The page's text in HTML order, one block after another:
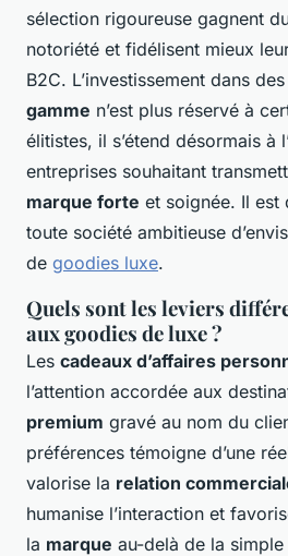
sélection rigoureuse gagnent
notoriété et fidélisent mieux
B2C. L’investissement dans des
gamme n’est plus réservé à
élitistes, il s’étend désormais à
entreprises souhaitant
marque forte et soignée. Il est
toute société ambitieuse
de goodies luxe.
Quels sont les leviers
aux goodies de luxe ?
Les cadeaux d’affaires
l’attention accordée aux
premium gravé au nom du
préférences témoigne d’une
valorise la relation
humanise l’interaction et
la marque au-delà de la